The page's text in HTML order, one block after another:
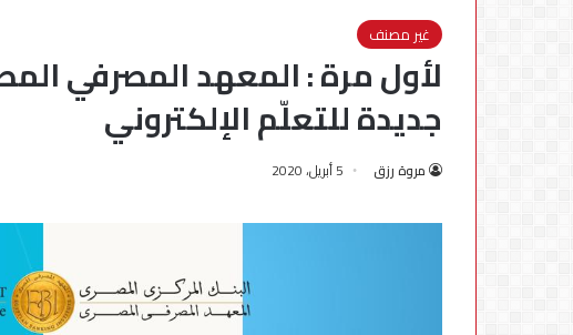
غير مصنف
جديدة للتعلّم الإلكتروني
مروة رزق 5 أبريل، 2020